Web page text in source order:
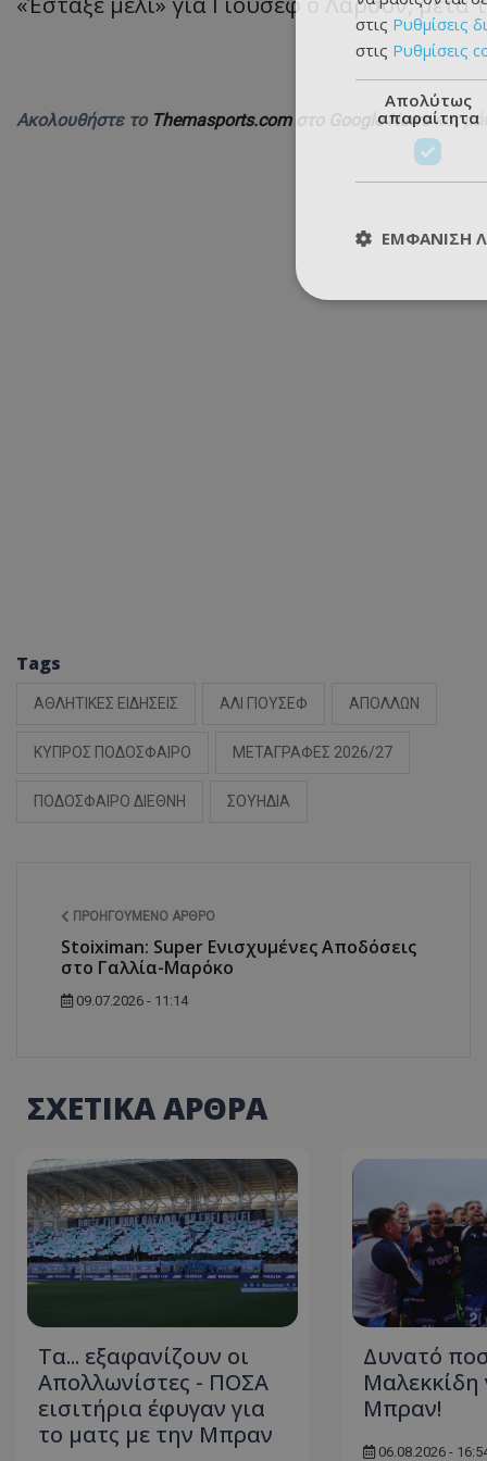
Ακολουθήστε το Themasports.com στο Google Newsκαι
Tags
ΑΘΛΗΤΙΚΕΣ ΕΙΔΗΣΕΙΣ ΑΛΙ ΓΙΟΥΣΕΦ ΑΠΟΛΛΩΝ
ΚΥΠΡΟΣ ΠΟΔΟΣΦΑΙΡΟ ΜΕΤΑΓΡΑΦΕΣ 2026/27
ΠΟΔΟΣΦΑΙΡΟ ΔΙΕΘΝΗ ΣΟΥΗΔΙΑ
ΠΡΟΗΓΟΎΜΕΝΟ ΆΡΘΡΟ
Stoiximan: Super Ενισχυμένες Αποδόσεις
στο Γαλλία-Μαρόκο
09.07.2026 - 11:14
ΣΧΕΤΙΚΑ ΑΡΘΡΑ
Τα... εξαφανίζουν οι
Απολλωνίστες - ΠΟΣΑ
εισιτήρια έφυγαν για
το ματς με την Μπραν
Δυνατό
Μαλεκκίδη
Μπραν!
06.08.2026 -
στις Ρυθμίσεις
στις Ρυθμίσεις
Απολύτως
απαραίτητα
ΕΜΦΆΝΙΣΗ